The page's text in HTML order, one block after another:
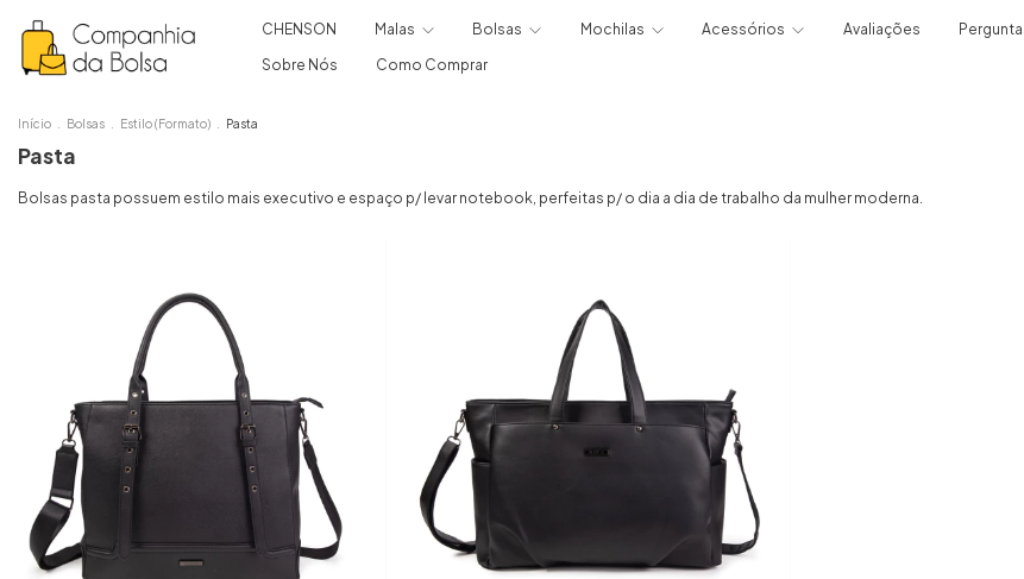
CHENSON Malas Bolsas Mochilas Acessórios Avaliações
Sobre Nós
Como Comprar
Início Bolsas Estilo (Formato) Pasta
Pasta
Bolsas pasta possuem estilo mais executivo e espaço p/ levar notebook, perfeitas p/ o dia a dia de trabalho da mulher moderna.